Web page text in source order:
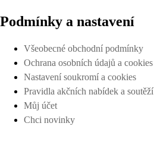
Podmínky a nastavení
Všeobecné obchodní podmínky
Ochrana osobních údajů a cookies
Nastavení soukromí a cookies
Pravidla akčních nabídek a soutěží
Můj účet
Chci novinky